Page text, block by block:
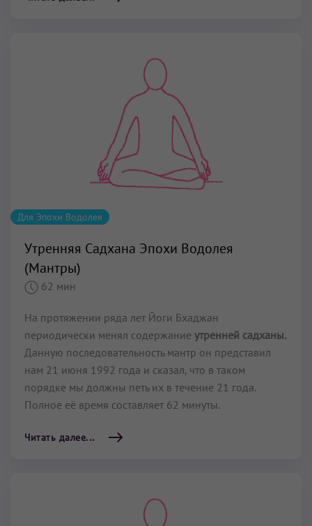
Для Эпохи Водолея
Утренняя Садхана Эпохи Водолея
(Мантры)
62 мин
На протяжении ряда лет Йоги Бхаджан
периодически менял содержание утренней садханы.
Данную последовательность мантр он представил
нам 21 июня 1992 года и сказал, что в таком
порядке мы должны петь их в течение 21 года.
Полное её время составляет 62 минуты.
Читать далее...